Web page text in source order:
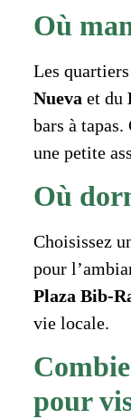
Où
Les
Nueva et du
bars à tapas.
une petite
Où
Choisissez
pour
Plaza Bib-
vie locale.
pour